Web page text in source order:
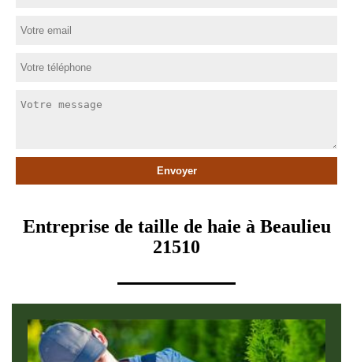
Entreprise de taille de haie à Beaulieu
21510